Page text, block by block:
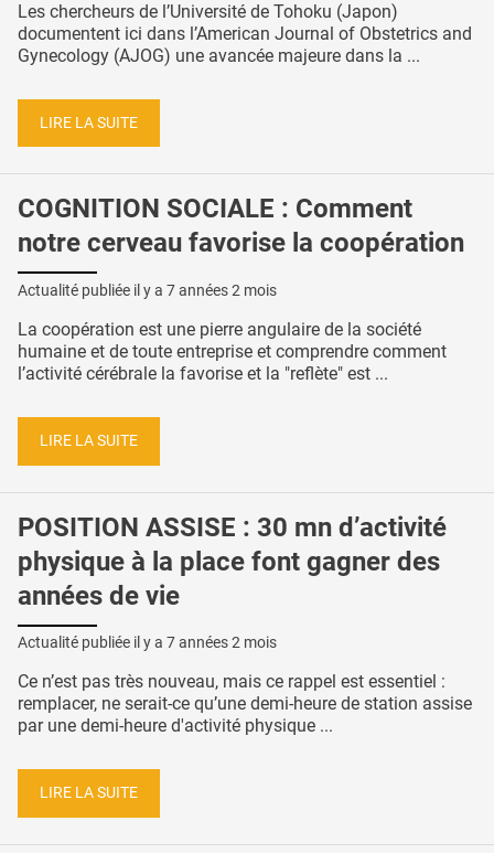
Les chercheurs de l’Université de Tohoku (Japon)
documentent ici dans l’American Journal of Obstetrics and
Gynecology (AJOG) une avancée majeure dans la ...
LIRE LA SUITE
COGNITION SOCIALE : Comment
notre cerveau favorise la coopération
Actualité publiée il y a 7 années 2 mois
La coopération est une pierre angulaire de la société
humaine et de toute entreprise et comprendre comment
l’activité cérébrale la favorise et la "reflète" est ...
LIRE LA SUITE
POSITION ASSISE : 30 mn d’activité
physique à la place font gagner des
années de vie
Actualité publiée il y a 7 années 2 mois
Ce n’est pas très nouveau, mais ce rappel est essentiel :
remplacer, ne serait-ce qu’une demi-heure de station assise
par une demi-heure d'activité physique ...
LIRE LA SUITE